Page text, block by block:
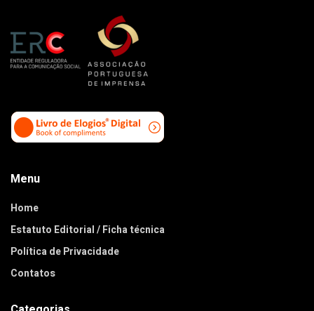
Menu
Home
Estatuto Editorial / Ficha técnica
Política de Privacidade
Contatos